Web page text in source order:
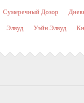
Сумеречный Дозор
Элвуд Уэйн Элвуд